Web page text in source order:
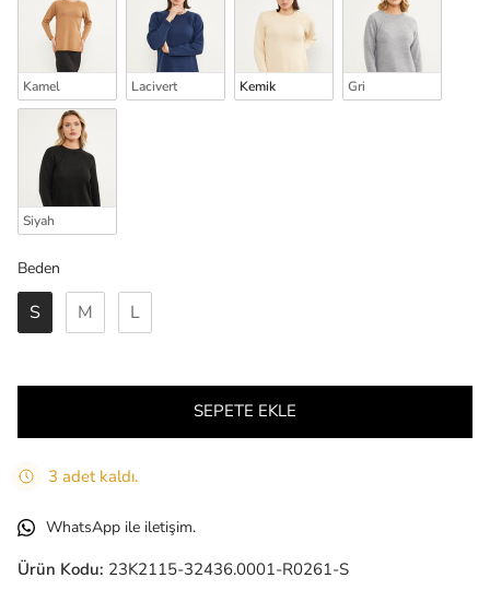
Kamel Lacivert Kemik Gri
Siyah
Beden
Beden
S M L
SEPETE EKLE
3 adet kaldı.
WhatsApp ile iletişim.
Ürün Kodu: 23K2115-32436.0001-R0261-S